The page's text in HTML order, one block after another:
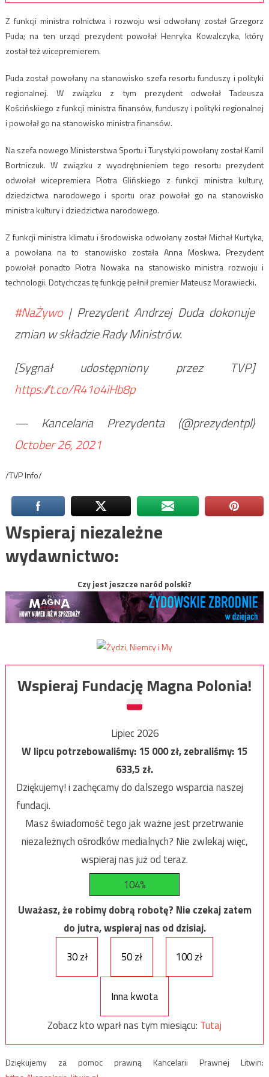
Z funkcji ministra rolnictwa i rozwoju wsi odwołany został Grzegorz
Puda; na ten urząd prezydent powołał Henryka Kowalczyka, który
został też wicepremierem.
Puda został powołany na stanowisko szefa resortu funduszy i polityki
regionalnej. W związku z tym prezydent odwołał Tadeusza
Kościńskiego z funkcji ministra finansów, funduszy i polityki regionalnej
i powołał go na stanowisko ministra finansów.
Na szefa nowego Ministerstwa Sportu i Turystyki powołany został Kamil
Bortniczuk. W związku z wyodrębnieniem tego resortu prezydent
odwołał wicepremiera Piotra Glińskiego z funkcji ministra kultury,
dziedzictwa narodowego i sportu oraz powołał go na stanowisko
ministra kultury i dziedzictwa narodowego.
Z funkcji ministra klimatu i środowiska odwołany został Michał Kurtyka,
a powołana na to stanowisko została Anna Moskwa. Prezydent
powołał ponadto Piotra Nowaka na stanowisko ministra rozwoju i
technologii. Dotychczas tę funkcję pełnił premier Mateusz Morawiecki.
#NaŻywo| Prezydent Andrzej Duda dokonuje
zmian w składzie Rady Ministrów.
[Sygnał udostępniony przez TVP]
https://t.co/R41o4iHb8p
— Kancelaria Prezydenta (@prezydentpl)
October 26, 2021
/TVP Info/
Wspieraj niezależne
wydawnictwo:
Czy jest jeszcze naród polski?
Wspieraj Fundację Magna Polonia!
Lipiec 2026
W lipcu potrzebowaliśmy:15 000zł, zebraliśmy:15
633,5zł.
Dziękujemy! i zachęcamy do dalszego wsparcia naszej
fundacji.
Masz świadomość tego jak ważne jest przetrwanie
niezależnych ośrodków medialnych? Nie zwlekaj więc,
wspieraj nas już od teraz.
104%
Uważasz, że robimy dobrą robotę? Nie czekaj zatem
do jutra, wspieraj nas od dzisiaj.
30 zł
50 zł 100 zł
Inna kwota
Zobacz kto wparł nas tym miesiącu: Tutaj
Dziękujemy za pomoc prawną Kancelarii Prawnej Litwin: